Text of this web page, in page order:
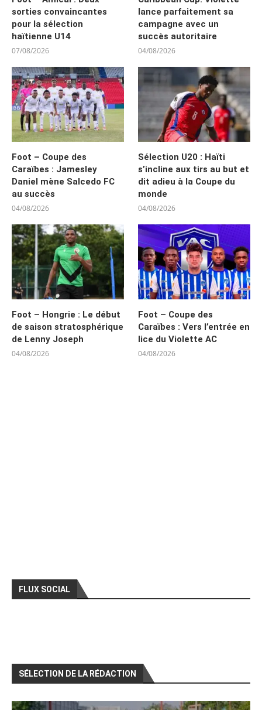
sorties convaincantes
pour la sélection
haïtienne U14
07/08/2026
lance parfaitement sa
campagne avec un
succès autoritaire
04/08/2026
Foot – Coupe des
Caraïbes : Jamesley
Daniel mène Salcedo FC
au succès
04/08/2026
Sélection U20 : Haïti
s’incline aux tirs au but et
dit adieu à la Coupe du
monde
04/08/2026
Foot – Hongrie : Le début
de saison stratosphérique
de Lenny Joseph
04/08/2026
Foot – Coupe des
Caraïbes : Vers l’entrée en
lice du Violette AC
04/08/2026
FLUX SOCIAL
SÉLECTION DE LA RÉDACTION